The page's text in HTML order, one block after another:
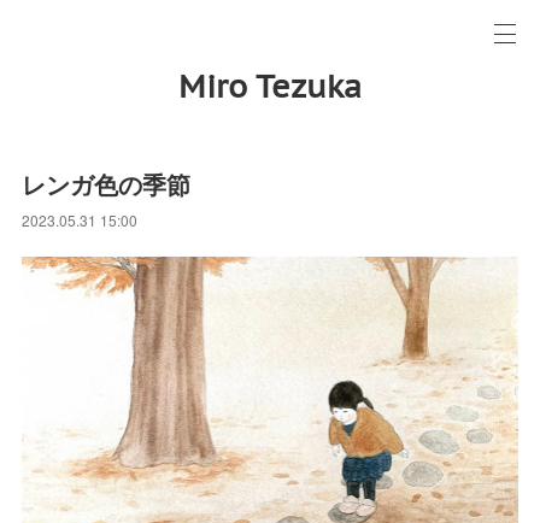
Miro Tezuka
レンガ色の季節
2023.05.31 15:00